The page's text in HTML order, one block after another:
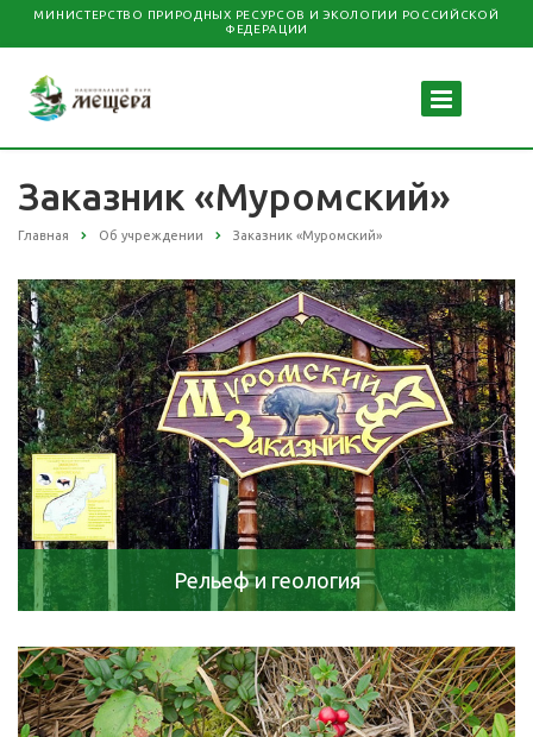
МИНИСТЕРСТВО ПРИРОДНЫХ РЕСУРСОВ И ЭКОЛОГИИ РОССИЙСКОЙ
ФЕДЕРАЦИИ
Заказник «Муромский»
Главная Об учреждении Заказник «Муромский»
Рельеф и геология